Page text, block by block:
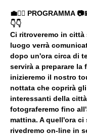
💼🚶‍♂️ PROGRAMMA
👇👇
Ci ritroveremo in città
luogo verrà
dopo un'ora circa di
servirà a preparare la
inizieremo il nostro
nottata che coprirà
interessanti della
fotograferemo fino
mattina. A quell'ora ci
rivedremo on-line in